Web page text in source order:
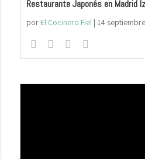
Restaurante Japonés en Madrid
por El Cocinero Fiel| 14